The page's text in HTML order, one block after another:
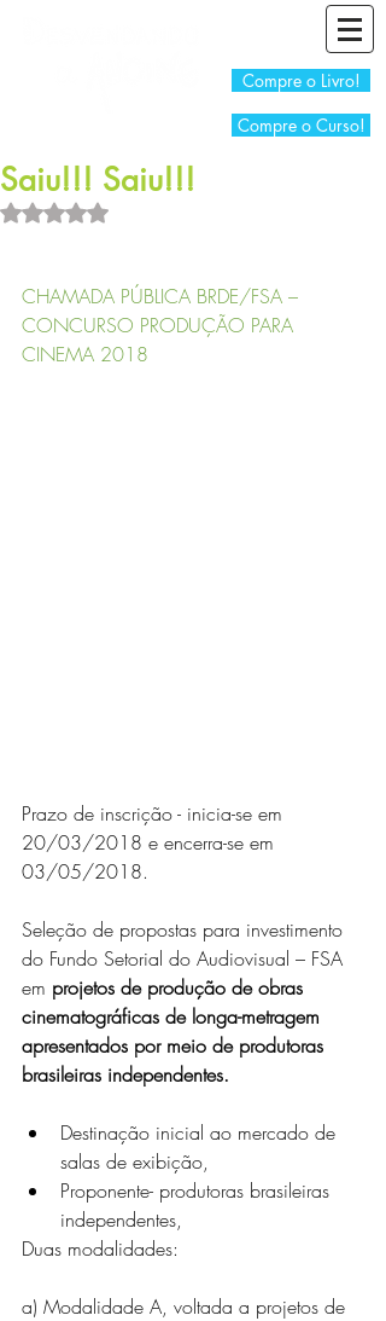
Compre o Livro!
Compre o Curso!
Saiu!!! Saiu!!!
Avaliado com NaN de 5 estrelas.
CHAMADA PÚBLICA BRDE/FSA –
CONCURSO PRODUÇÃO PARA
CINEMA 2018
Prazo de inscrição - inicia-se em
20/03/2018 e encerra-se em
03/05/2018.
Seleção de propostas para investimento
do Fundo Setorial do Audiovisual – FSA
em projetos de produção de obras
cinematográficas de longa-metragem
apresentados por meio de produtoras
brasileiras independentes.
Destinação inicial ao mercado de
salas de exibição,
Proponente- produtoras brasileiras
independentes,
Duas modalidades:
a) Modalidade A, voltada a projetos de